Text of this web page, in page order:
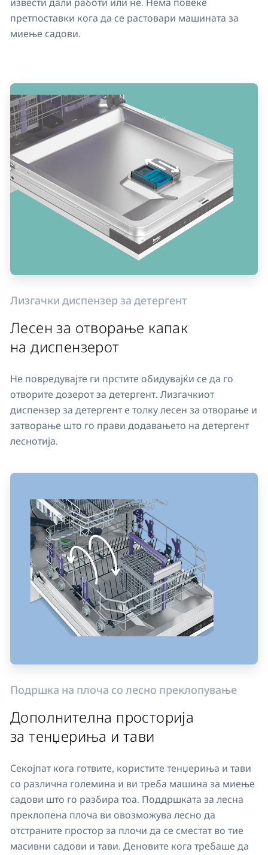
извести дали работи или не. Нема повеќе
претпоставки кога да се растовари машината за
миење садови.
Лизгачки диспензер за детергент
Лесен за отворање капак
на диспензерот
Не повредувајте ги прстите обидувајќи се да го
отворите дозерот за детергент. Лизгачкиот
диспензер за детергент е толку лесен за отворање и
затворање што го прави додавањето на детергент
леснотија.
Подршка на плоча со лесно преклопување
Дополнителна просторија
за тенџериња и тави
Секојпат кога готвите, користите тенџериња и тави
со различна големина и ви треба машина за миење
садови што го разбира тоа. Поддршката за лесна
преклопена плоча ви овозможува лесно да
отстраните простор за плочи да се сместат во тие
масивни садови и тави. Деновите кога требаше да